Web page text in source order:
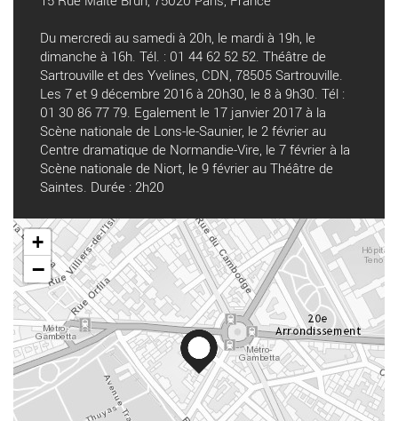
Du mercredi au samedi à 20h, le mardi à 19h, le
dimanche à 16h. Tél. : 01 44 62 52 52. Théâtre de
Sartrouville et des Yvelines, CDN, 78505 Sartrouville.
Les 7 et 9 décembre 2016 à 20h30, le 8 à 9h30. Tél :
01 30 86 77 79. Egalement le 17 janvier 2017 à la
Scène nationale de Lons-le-Saunier, le 2 février au
Centre dramatique de Normandie-Vire, le 7 février à la
Scène nationale de Niort, le 9 février au Théâtre de
Saintes. Durée : 2h20
+
−